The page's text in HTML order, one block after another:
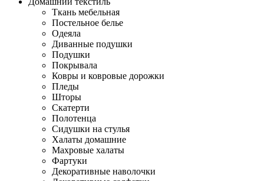
Ткань мебельная
Постельное белье
Одеяла
Диванные подушки
Подушки
Покрывала
Ковры и ковровые дорожки
Пледы
Шторы
Скатерти
Полотенца
Сидушки на стулья
Халаты домашние
Махровые халаты
Фартуки
Декоративные наволочки